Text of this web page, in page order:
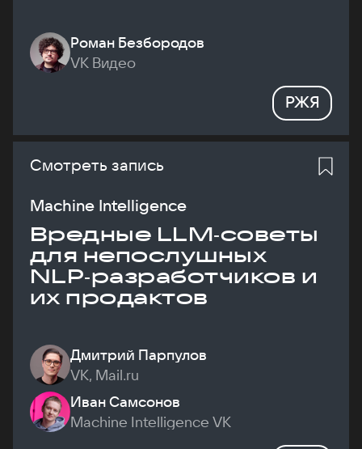
Роман Безбородов
VK Видео
РЖЯ
Смотреть запись
Machine Intelligence
Вредные LLM‑советы
для непослушных
NLP‑разработчиков и
их продактов
Дмитрий Парпулов
VK, Mail.ru
Иван Самсонов
Machine Intelligence VK